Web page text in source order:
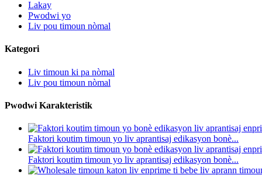
Lakay
Pwodwi yo
Liv pou timoun nòmal
Kategori
Liv timoun ki pa nòmal
Liv pou timoun nòmal
Pwodwi Karakteristik
Faktori koutim timoun yo liv aprantisaj edikasyon bonè...
Faktori koutim timoun yo liv aprantisaj edikasyon bonè...